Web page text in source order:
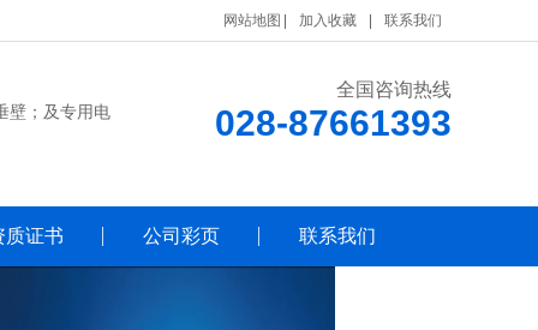
网站地图 加入收藏 联系我们
壁；及专用电
全国咨询热线
028-87661393
质证书 公司彩页 联系我们